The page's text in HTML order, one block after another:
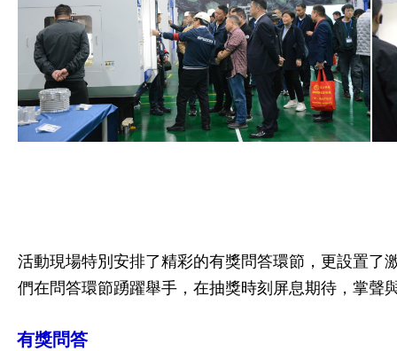
活動現場特別安排了精彩的有獎問答環節，更設置
們在問答環節踴躍舉手，在抽獎時刻屏息期待，掌聲
有獎問答